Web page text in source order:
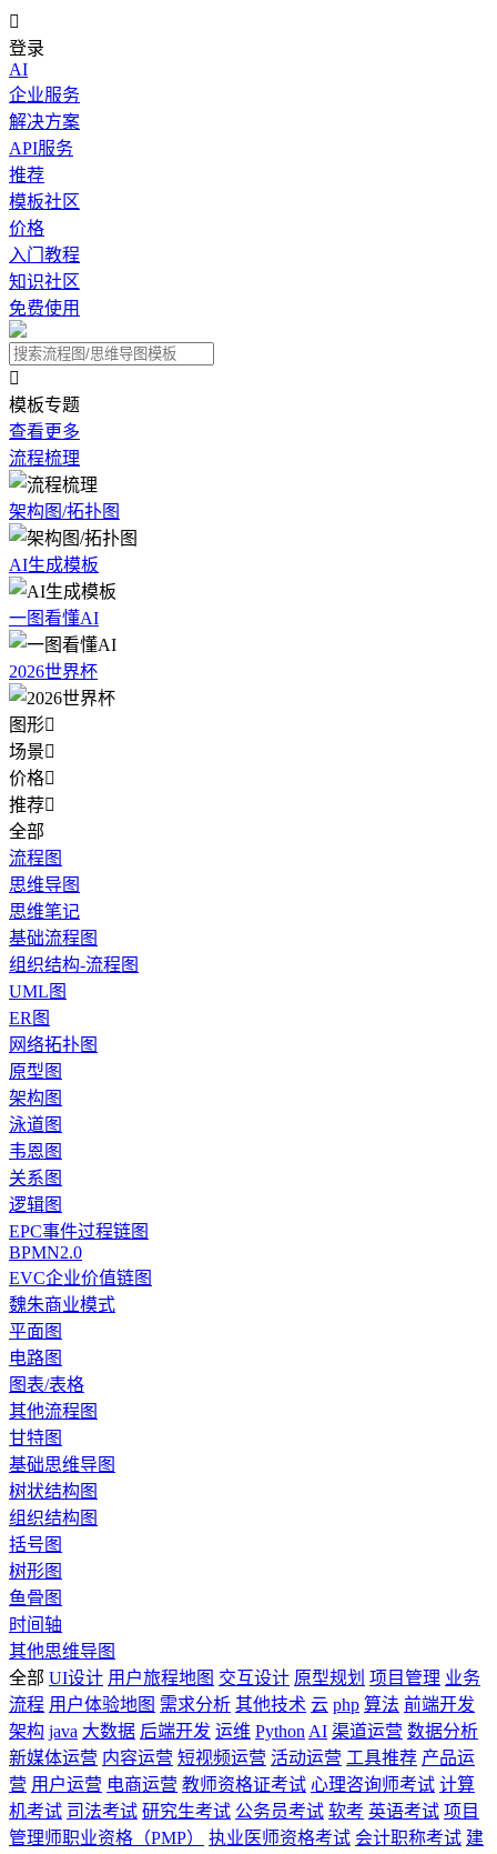

登录
AI
企业服务
解决方案
API服务
推荐
模板社区
价格
入门教程
知识社区
免费使用

模板专题
查看更多
流程梳理
架构图/拓扑图
AI生成模板
一图看懂AI
2026世界杯
图形
场景
价格
推荐
全部
流程图
思维导图
思维笔记
基础流程图
组织结构-流程图
UML图
ER图
网络拓扑图
原型图
架构图
泳道图
韦恩图
关系图
逻辑图
EPC事件过程链图
BPMN2.0
EVC企业价值链图
魏朱商业模式
平面图
电路图
图表/表格
其他流程图
甘特图
基础思维导图
树状结构图
组织结构图
括号图
树形图
鱼骨图
时间轴
其他思维导图
全部 UI设计 用户旅程地图 交互设计 原型规划 项目管理 业务
流程 用户体验地图 需求分析 其他技术 云 php 算法 前端开发
架构 java 大数据 后端开发 运维 Python AI 渠道运营 数据分析
新媒体运营 内容运营 短视频运营 活动运营 工具推荐 产品运
营 用户运营 电商运营 教师资格证考试 心理咨询师考试 计算
机考试 司法考试 研究生考试 公务员考试 软考 英语考试 项目
管理师职业资格（PMP）
执业医师资格考试 会计职称考试 建